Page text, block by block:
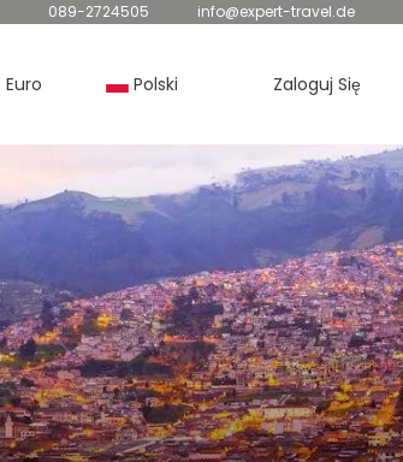
089-2724505 info@expert-travel.de
Euro Polski Zaloguj Się